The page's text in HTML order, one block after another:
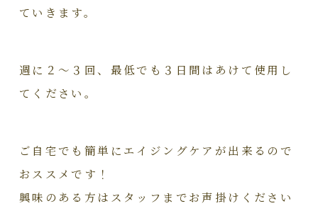
ていきます。
週に２～３回、最低でも３日間はあけて使用し
てください。
ご自宅でも簡単にエイジングケアが出来るので
おススメです！
興味のある方はスタッフまでお声掛けください